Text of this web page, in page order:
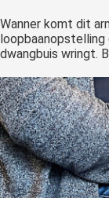
Wanner komt dit
loopbaanopstelling
dwangbuis wringt.
Hierdoor
website-
van